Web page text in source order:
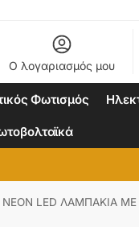
Ο λογαριασμός μου
Φωτισμός
ΜΕ ΜΠΑΤΑΡΙΑ (3xAA)/USB, ΠΡΑΣΙΝΟ &